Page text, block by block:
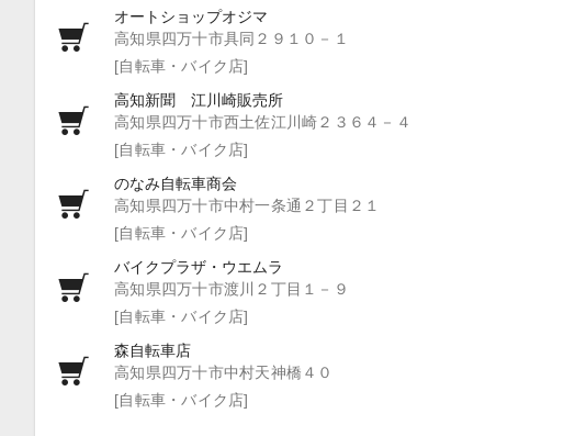
オートショップオジマ
高知県四万十市具同２９１０－１
[自転車・バイク店]
高知新聞 江川崎販売所
高知県四万十市西土佐江川崎２３６４－４
[自転車・バイク店]
のなみ自転車商会
高知県四万十市中村一条通２丁目２１
[自転車・バイク店]
バイクプラザ・ウエムラ
高知県四万十市渡川２丁目１－９
[自転車・バイク店]
森自転車店
高知県四万十市中村天神橋４０
[自転車・バイク店]